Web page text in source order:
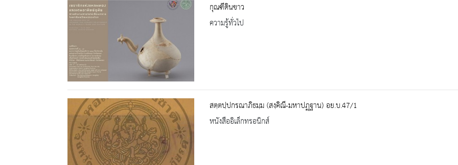
กุณฑีดินขาว
ความรู้ทั่วไป
สตฺตปฺปกรณาภิธมฺม (สงฺคิณี-มหาปฏฺฐาน) อย.บ.47/1
หนังสืออิเล็กทรอนิกส์